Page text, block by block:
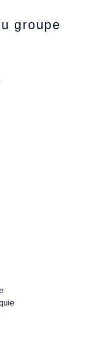
groupe